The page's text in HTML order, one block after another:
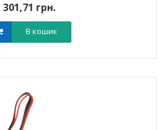
301,71 грн.
В кошик